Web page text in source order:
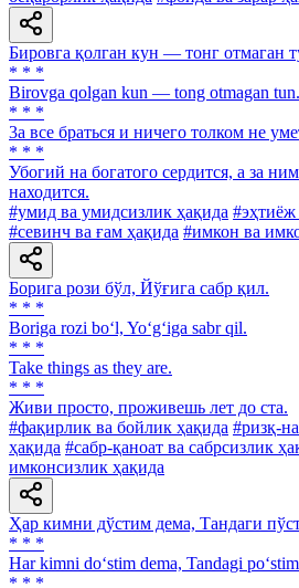
Бировга қолган кун — тонг отмаган
* * *
Birovga qolgan kun — tong otmagan tun.
* * *
3a все браться и ничего толком не
* * *
Убогий на богатого сердится, а за
находится.
#умид ва умидсизлик ҳақида #эҳтиёж
#севинч ва ғам ҳақида #имкон ва
Борига рози бўл, Йўғига сабр қил.
* * *
Boriga rozi bo‘l, Yo‘g‘iga sabr qil.
* * *
Take things as they are.
* * *
Живи просто, проживешь лет до ста.
#фақирлик ва бойлик ҳақида #ризқ-
ҳақида #сабр-қаноат ва сабрсизлик
имконсизлик ҳақида
Ҳар кимни дўстим дема, Тандаги
* * *
Har kimni do‘stim dema, Tandagi
* * *